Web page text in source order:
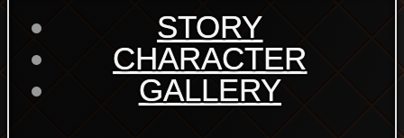
STORY
CHARACTER
GALLERY